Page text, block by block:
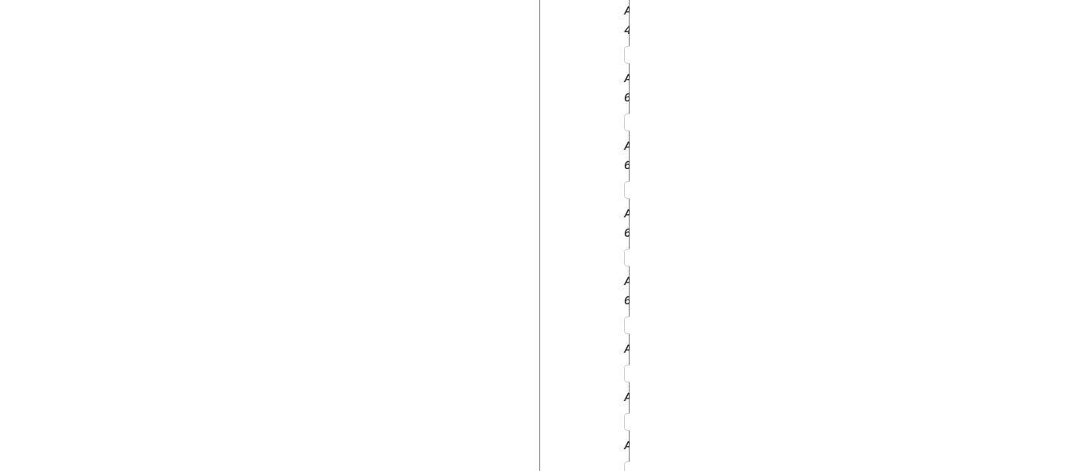
AGROSTAR
4.71
AGROSTAR
6.05
AGROSTAR
6.11
AGROSTAR
6.21
AGROSTAR
6.31
AGROTRON160
AGROTRON165
AGROTRON175